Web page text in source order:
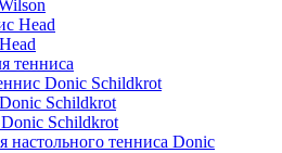
Head
тенниса
Donic Schildkrot
Schildkrot
Schildkrot
настольного тенниса Donic